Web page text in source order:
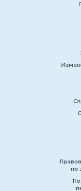
по